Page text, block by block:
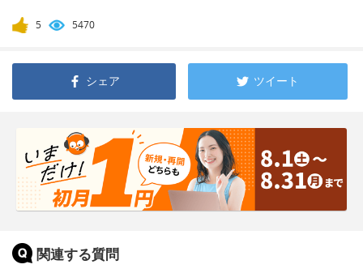
5 5470
シェア ツイート
関連する質問